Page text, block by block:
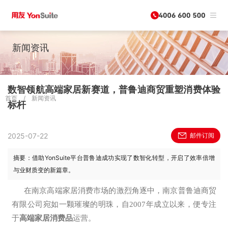
新闻资讯
首页 / 新闻资讯
数智领航高端家居新赛道，普鲁迪商贸重塑消费体验
标杆
2025-07-22 邮件订阅
摘要：借助YonSuite平台普鲁迪成功实现了数智化转型，开启了效率倍增
与业财质变的新篇章。
在南京高端家居消费市场的激烈角逐中，南京普鲁迪商贸
有限公司宛如一颗璀璨的明珠，自2007年成立以来，便专注
于高端家居消费品运营。